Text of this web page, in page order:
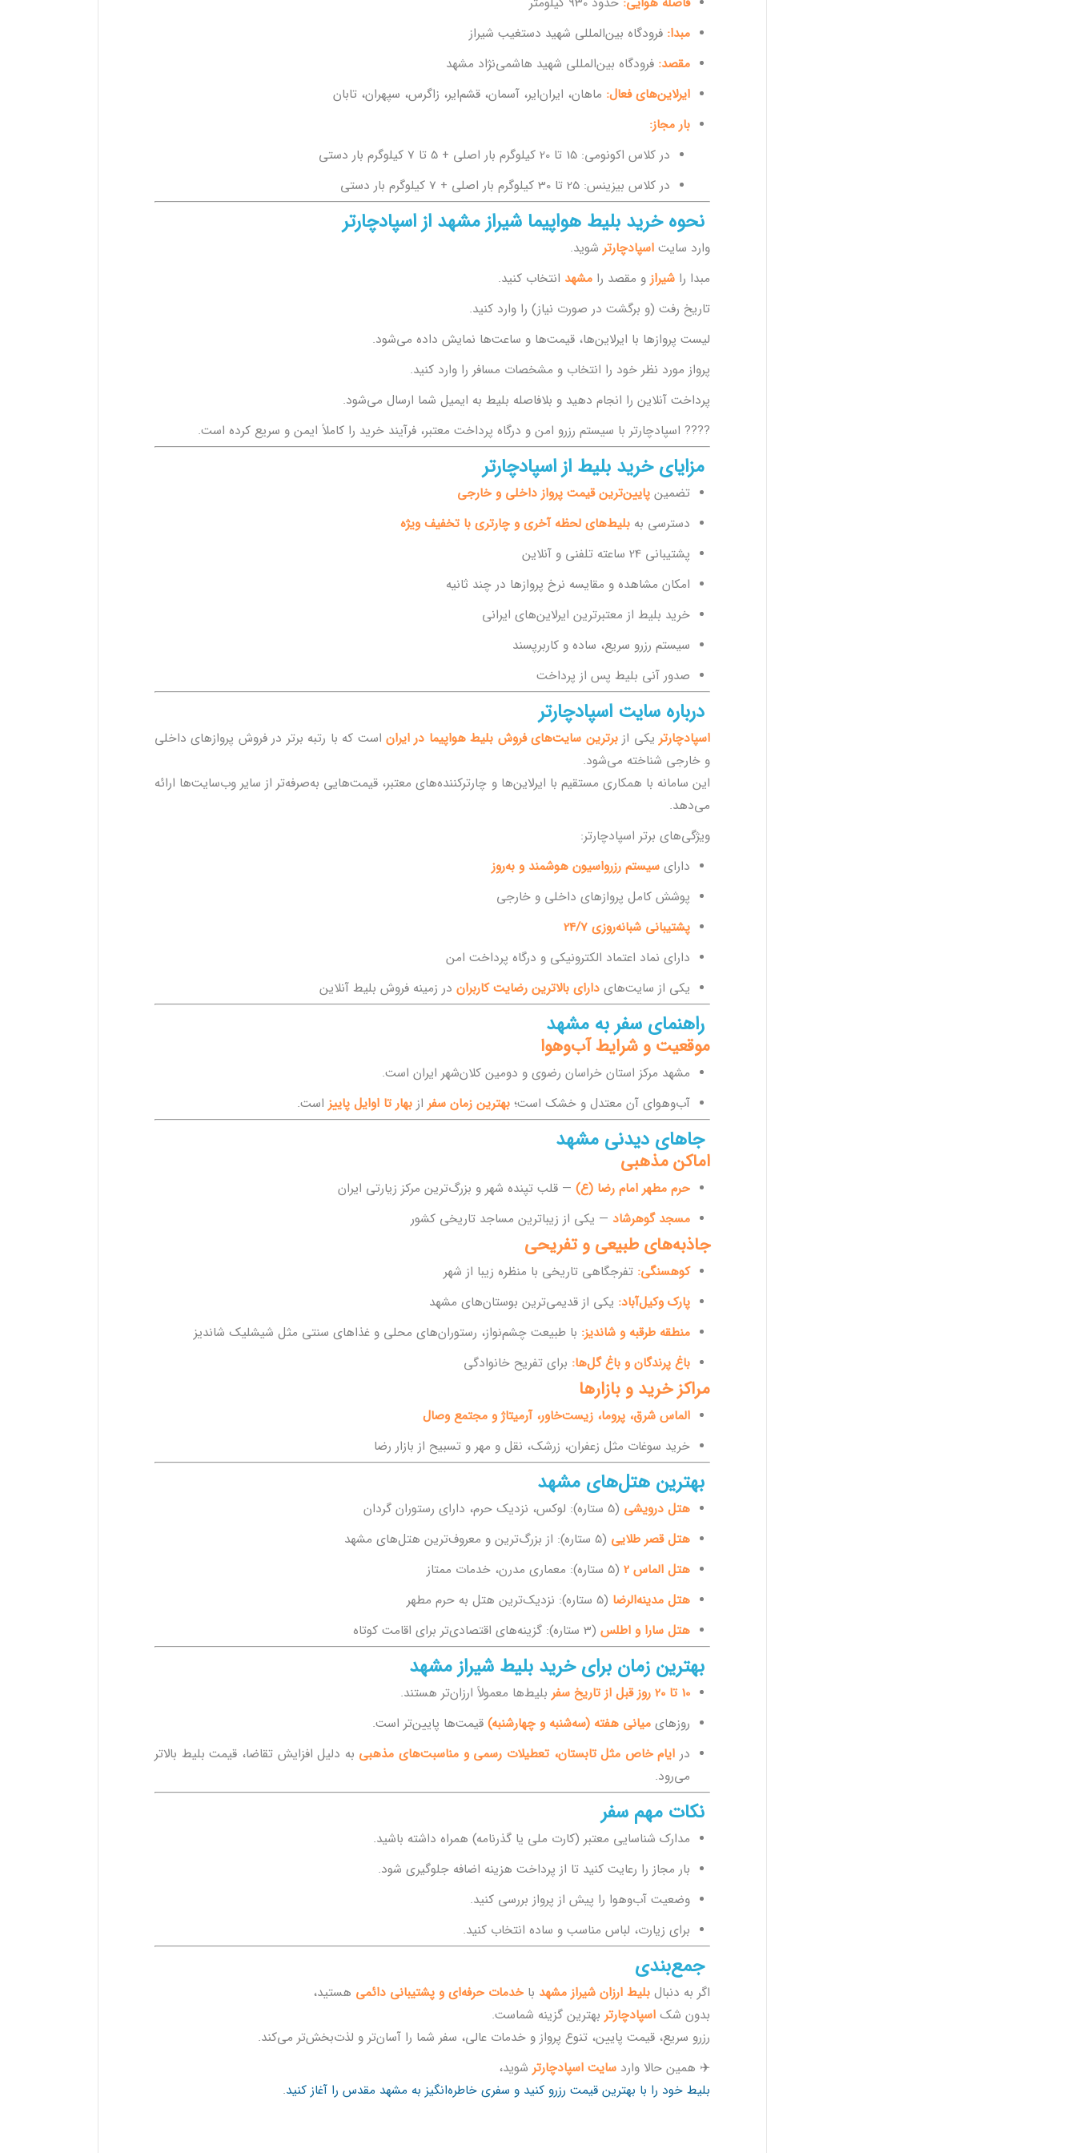
مبدا: فرودگاه بین‌المللی شهید دستغیب شیراز
مقصد: فرودگاه بین‌المللی شهید هاشمی‌نژاد مشهد
ایرلاین‌های فعال: ماهان، ایران‌ایر، آسمان، قشم‌ایر، زاگرس، سپهران، تابان
بار مجاز:
در کلاس اکونومی: 15 تا 20 کیلوگرم بار اصلی + 5 تا 7 کیلوگرم بار دستی
در کلاس بیزینس: 25 تا 30 کیلوگرم بار اصلی + 7 کیلوگرم بار دستی
نحوه خرید بلیط هواپیما شیراز مشهد از اسپادچارتر
وارد سایت اسپادچارتر شوید.
مبدا را شیرازو مقصد را مشهد انتخاب کنید.
تاریخ رفت (و برگشت در صورت نیاز) را وارد کنید.
لیست پروازها با ایرلاین‌ها، قیمت‌ها و ساعت‌ها نمایش داده می‌شود.
پرواز مورد نظر خود را انتخاب و مشخصات مسافر را وارد کنید.
پرداخت آنلاین را انجام دهید و بلافاصله بلیط به ایمیل شما ارسال می‌شود.
???? اسپادچارتر با سیستم رزرو امن و درگاه پرداخت معتبر، فرآیند خرید را کاملاً ایمن و سریع کرده است.
مزایای خرید بلیط از اسپادچارتر
تضمین پایین‌ترین قیمت پرواز داخلی و خارجی
دسترسی به بلیط‌های لحظه آخری و چارتری با تخفیف ویژه
پشتیبانی 24 ساعته تلفنی و آنلاین
امکان مشاهده و مقایسه نرخ پروازها در چند ثانیه
خرید بلیط از معتبرترین ایرلاین‌های ایرانی
سیستم رزرو سریع، ساده و کاربرپسند
صدور آنی بلیط پس از پرداخت
درباره سایت اسپادچارتر
اسپادچارتریکی ازبرترین سایت‌های فروش بلیط هواپیما در ایران است که با رتبه برتر در فروش پروازهای داخلی
و خارجی شناخته می‌شود.
این سامانه با همکاری مستقیم با ایرلاین‌ها و چارترکننده‌های معتبر، قیمت‌هایی به‌صرفه‌تر از سایر وب‌سایت‌ها ارائه
می‌دهد.
ویژگی‌های برتر اسپادچارتر:
دارای سیستم رزرواسیون هوشمند و به‌روز
پوشش کامل پروازهای داخلی و خارجی
پشتیبانی شبانه‌روزی 24/7
دارای نماد اعتماد الکترونیکی و درگاه پرداخت امن
یکی از سایت‌های دارای بالاترین رضایت کاربران در زمینه فروش بلیط آنلاین
راهنمای سفر به مشهد
موقعیت و شرایط آب‌وهوا
مشهد مرکز استان خراسان رضوی و دومین کلان‌شهر ایران است.
آب‌وهوای آن معتدل و خشک است؛ بهترین زمان سفر از بهار تا اوایل پاییز است.
جاهای دیدنی مشهد
اماکن مذهبی
حرم مطهر امام رضا (ع) — قلب تپنده شهر و بزرگ‌ترین مرکز زیارتی ایران
مسجد گوهرشاد — یکی از زیباترین مساجد تاریخی کشور
جاذبه‌های طبیعی و تفریحی
کوهسنگی: تفرجگاهی تاریخی با منظره زیبا از شهر
پارک وکیل‌آباد: یکی از قدیمی‌ترین بوستان‌های مشهد
منطقه طرقبه و شاندیز: با طبیعت چشم‌نواز، رستوران‌های محلی و غذاهای سنتی مثل شیشلیک شاندیز
باغ پرندگان و باغ گل‌ها: برای تفریح خانوادگی
مراکز خرید و بازارها
الماس شرق، پروما، زیست‌خاور، آرمیتاژ و مجتمع وصال
خرید سوغات مثل زعفران، زرشک، نقل و مهر و تسبیح از بازار رضا
بهترین هتل‌های مشهد
هتل درویشی (5 ستاره): لوکس، نزدیک حرم، دارای رستوران گردان
هتل قصر طلایی (5 ستاره): از بزرگ‌ترین و معروف‌ترین هتل‌های مشهد
هتل الماس 2
(5 ستاره): معماری مدرن، خدمات ممتاز
هتل مدینه‌الرضا (5 ستاره): نزدیک‌ترین هتل به حرم مطهر
هتل سارا و اطلس (3 ستاره): گزینه‌های اقتصادی‌تر برای اقامت کوتاه
بهترین زمان برای خرید بلیط شیراز مشهد
10 تا 20 روز قبل از تاریخ سفر
بلیط‌ها معمولاً ارزان‌تر هستند.
روزهای میانی هفته (سه‌شنبه و چهارشنبه) قیمت‌ها پایین‌تر است.
در ایام خاص مثل تابستان، تعطیلات رسمی و مناسبت‌های مذهبی به دلیل افزایش تقاضا، قیمت بلیط بالاتر
می‌رود.
نکات مهم سفر
مدارک شناسایی معتبر (کارت ملی یا گذرنامه) همراه داشته باشید.
بار مجاز را رعایت کنید تا از پرداخت هزینه اضافه جلوگیری شود.
وضعیت آب‌وهوا را پیش از پرواز بررسی کنید.
برای زیارت، لباس مناسب و ساده انتخاب کنید.
جمع‌بندی
اگر به دنبال بلیط ارزان شیراز مشهد با خدمات حرفه‌ای و پشتیبانی دائمی هستید،
بدون شک اسپادچارتر بهترین گزینه شماست.
رزرو سریع، قیمت پایین، تنوع پرواز و خدمات عالی، سفر شما را آسان‌تر و لذت‌بخش‌تر می‌کند.
✈️ همین حالا وارد سایت اسپادچارتر شوید،
بلیط خود را با بهترین قیمت رزرو کنید و سفری خاطره‌انگیز به مشهد مقدس را آغاز کنید.